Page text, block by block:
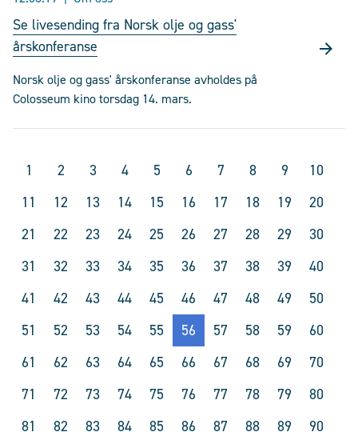
Se livesending fra Norsk olje og gass'
årskonferanse
Norsk olje og gass' årskonferanse avholdes på
Colosseum kino torsdag 14. mars.
1 2 3 4 5 6 7 8 9
10
11
12 13 14 15 16 17 18 19
20
21
22 23 24 25 26 27 28 29
30
31
32 33 34 35 36 37 38 39
40
41
42 43 44 45 46 47 48 49
50
51
52 53 54 55 56 57 58 59
60
61
62 63 64 65 66 67 68 69
70
71
72 73 74 75 76 77 78 79
80
81
82 83 84 85 86 87 88 89
90